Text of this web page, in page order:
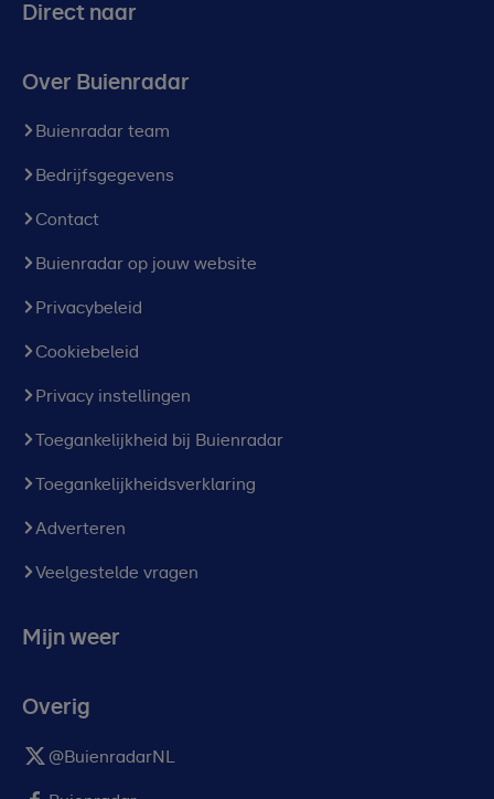
Direct naar
Over Buienradar
Buienradar team
Bedrijfsgegevens
Contact
Buienradar op jouw website
Privacybeleid
Cookiebeleid
Privacy instellingen
Toegankelijkheid bij Buienradar
Toegankelijkheidsverklaring
Adverteren
Veelgestelde vragen
Mijn weer
Overig
@BuienradarNL